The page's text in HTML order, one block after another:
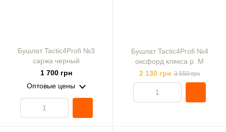
Бушлат Tactic4Profi №3
саржа черный
1 700 грн
Оптовые цены
Бушлат Tactic4Profi №4
оксфорд клякса р. M
2 130 грн 3 550 грн